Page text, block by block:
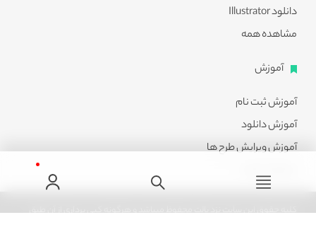
دانلود Illustrator
مشاهده همه
آموزش
آموزش ثبت نام
آموزش دانلود
آموزش ویرایش طرح ها
مشاهده همه
کلیه حقوق این سایت نزد پالت محفوظ میباشد و هرگونه کپی برداری از آن طبق